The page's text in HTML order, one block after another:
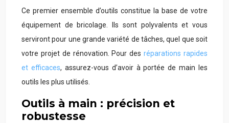
Ce premier ensemble d’outils constitue la base de votre
équipement de bricolage. Ils sont polyvalents et vous
serviront pour une grande variété de tâches, quel que soit
votre projet de rénovation. Pour desréparations rapides
et efficaces, assurez-vous d’avoir à portée de main les
outils les plus utilisés.
Outils à main : précision et
robustesse